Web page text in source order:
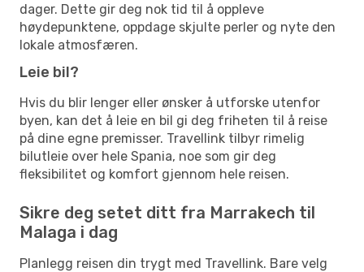
dager. Dette gir deg nok tid til å oppleve
høydepunktene, oppdage skjulte perler og nyte den
lokale atmosfæren.
Leie bil?
Hvis du blir lenger eller ønsker å utforske utenfor
byen, kan det å leie en bil gi deg friheten til å reise
på dine egne premisser. Travellink tilbyr rimelig
bilutleie over hele Spania, noe som gir deg
fleksibilitet og komfort gjennom hele reisen.
Sikre deg setet ditt fra Marrakech til
Malaga i dag
Planlegg reisen din trygt med Travellink. Bare velg